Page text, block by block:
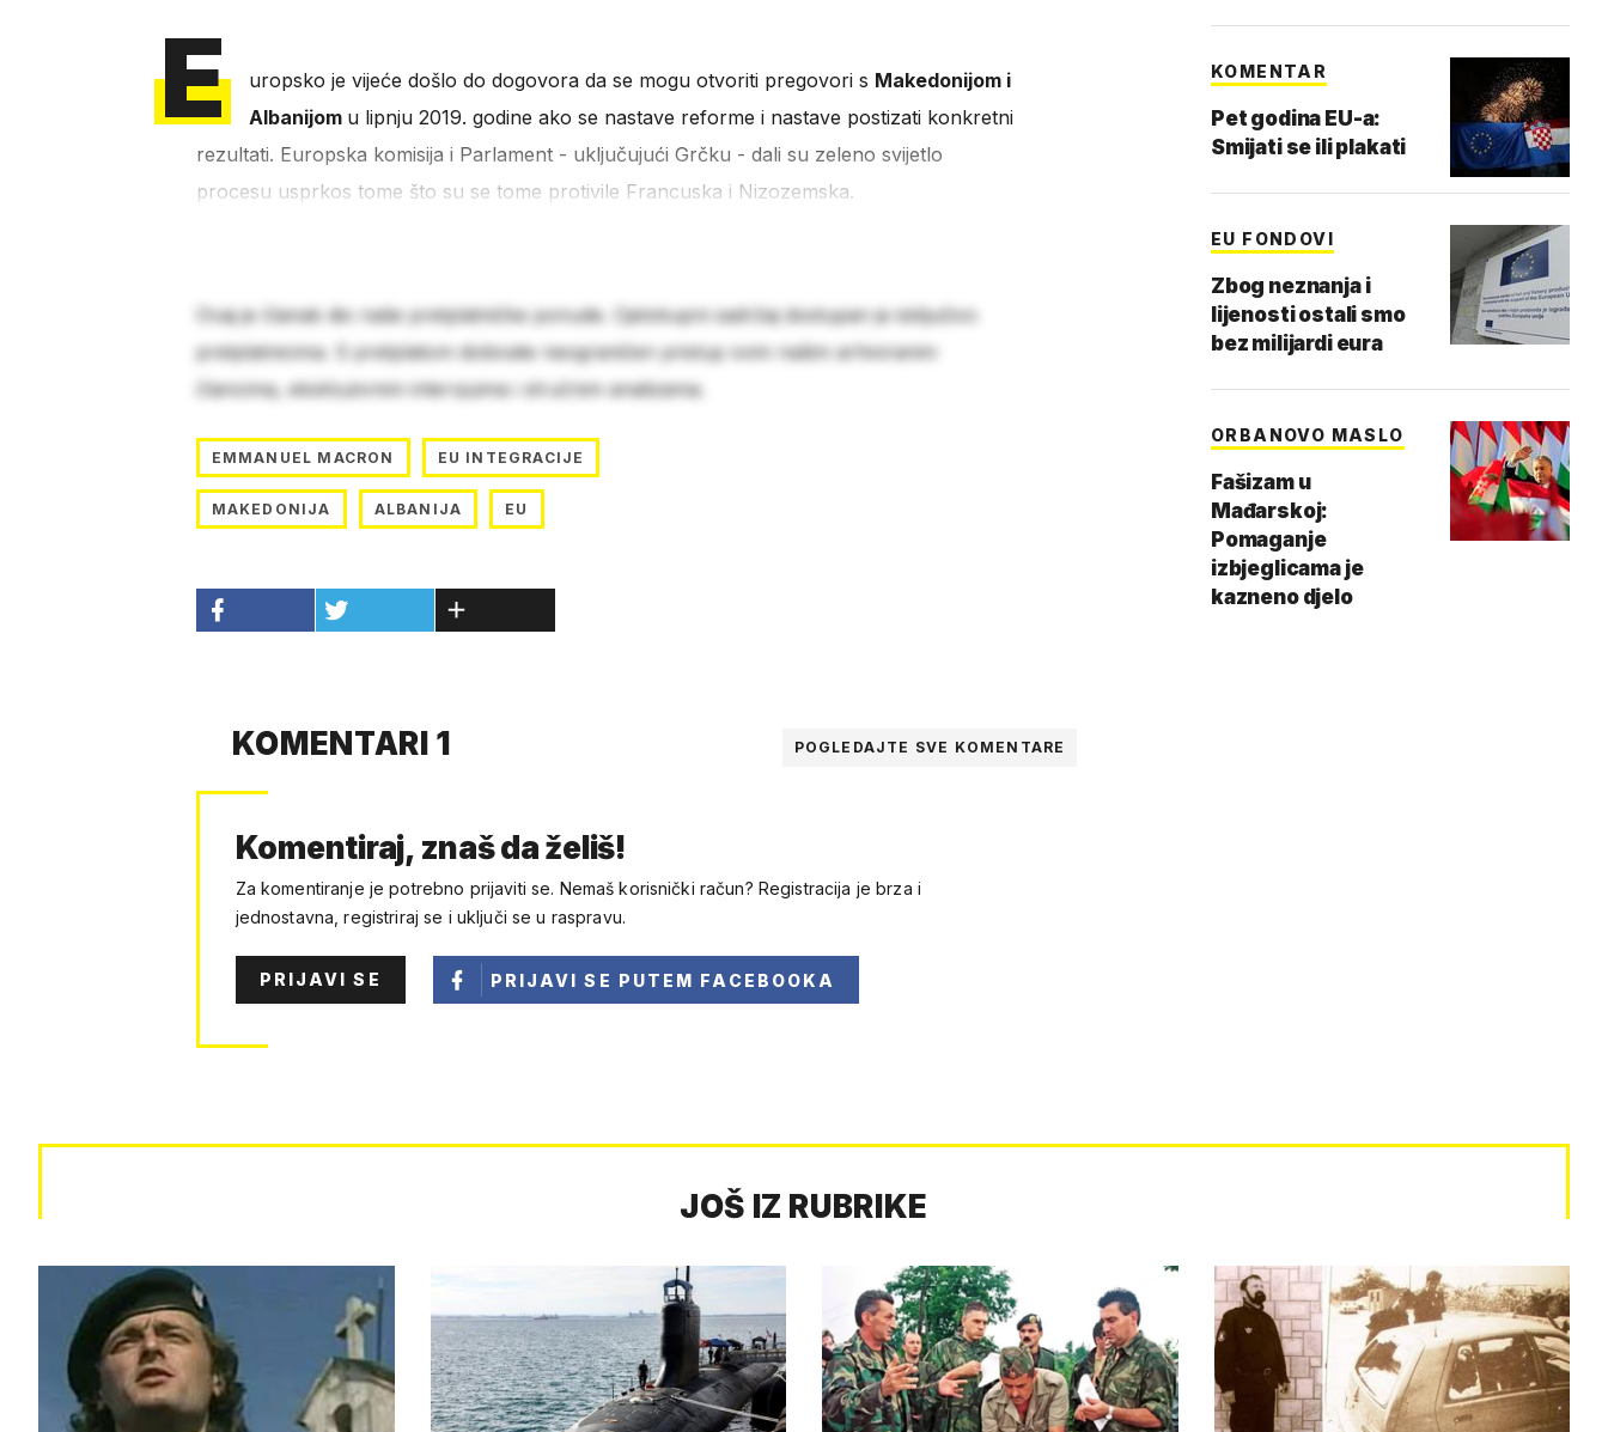
E uropsko je vijeće došlo do dogovora da se mogu otvoriti pregovori s Makedonijom i
Albanijom u lipnju 2019. godine ako se nastave reforme i nastave postizati konkretni
rezultati. Europska komisija i Parlament - uključujući Grčku - dali su zeleno svijetlo
procesu usprkos tome što su se tome protivile Francuska i Nizozemska.
Ovaj je članak dio naše pretplatničke ponude. Cjelokupni sadržaj dostupan je isključivo
pretplatnicima. S pretplatom dobivate neograničen pristup svim našim arhiviranim
člancima, ekskluzivnim intervjuima i stručnim analizama.
EMMANUEL MACRON EU INTEGRACIJE
MAKEDONIJA ALBANIJA EU
KOMENTARI 1 POGLEDAJTE SVE KOMENTARE
Komentiraj, znaš da želiš!
Za komentiranje je potrebno prijaviti se. Nemaš korisnički račun? Registracija je brza i
jednostavna, registriraj se i uključi se u raspravu.
PRIJAVI SE PRIJAVI SE PUTEM FACEBOOKA
KOMENTAR
Pet godina EU-a:
Smijati se ili plakati
EU FONDOVI
Zbog neznanja i
lijenosti ostali smo
bez milijardi eura
ORBANOVO MASLO
Fašizam u
Mađarskoj:
Pomaganje
izbjeglicama je
kazneno djelo
JOŠ IZ RUBRIKE